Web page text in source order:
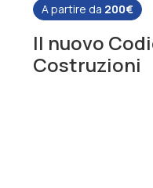
A partire da 200€
Il nuovo
Costruzioni